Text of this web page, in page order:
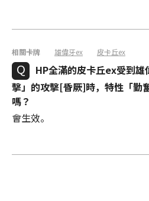
相關卡牌 雄偉牙ex 皮卡丘ex
HP全滿的皮卡丘ex受到
擊」的攻擊[昏厥]時，特性「‌‌勤
嗎？
會生效。